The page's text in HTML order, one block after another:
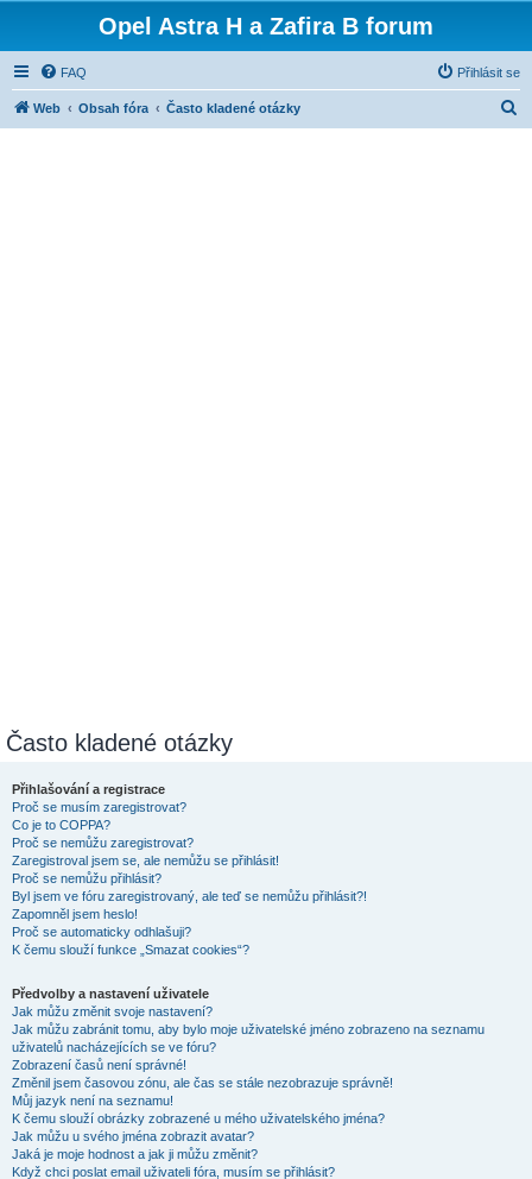
Opel Astra H a Zafira B forum
FAQ Přihlásit se
Web Obsah fóra Často kladené otázky
Často kladené otázky
Přihlašování a registrace
Proč se musím zaregistrovat?
Co je to COPPA?
Proč se nemůžu zaregistrovat?
Zaregistroval jsem se, ale nemůžu se přihlásit!
Proč se nemůžu přihlásit?
Byl jsem ve fóru zaregistrovaný, ale teď se nemůžu přihlásit?!
Zapomněl jsem heslo!
Proč se automaticky odhlašuji?
K čemu slouží funkce „Smazat cookies“?
Předvolby a nastavení uživatele
Jak můžu změnit svoje nastavení?
Jak můžu zabránit tomu, aby bylo moje uživatelské jméno zobrazeno na seznamu
uživatelů nacházejících se ve fóru?
Zobrazení časů není správné!
Změnil jsem časovou zónu, ale čas se stále nezobrazuje správně!
Můj jazyk není na seznamu!
K čemu slouží obrázky zobrazené u mého uživatelského jména?
Jak můžu u svého jména zobrazit avatar?
Jaká je moje hodnost a jak ji můžu změnit?
Když chci poslat email uživateli fóra, musím se přihlásit?